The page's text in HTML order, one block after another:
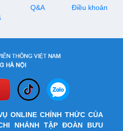
tại các điểm giao dịch, văn
Q&A Điều khoản
ONLINE CHÍNH THỨC CỦA
NHÁNH TẬP ĐOÀN BƯU